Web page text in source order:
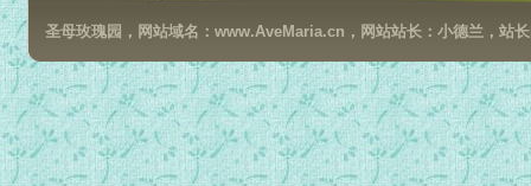
圣母玫瑰园，网站域名：www.AveMaria.cn，网站站长：小德兰，